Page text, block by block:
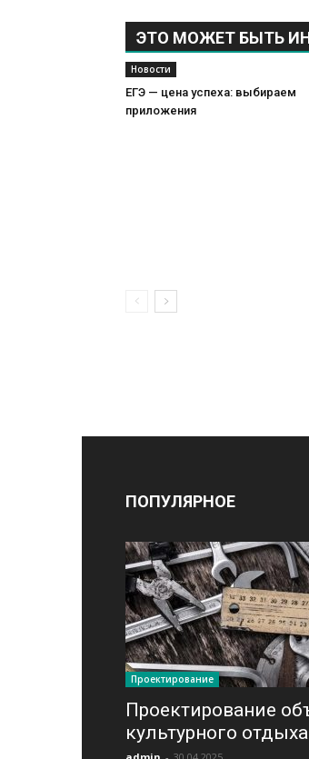
ЭТО МОЖЕТ БЫТЬ
Новости
ЕГЭ — цена успеха: выбираем
приложения
ПОПУЛЯРНОЕ
Проектирование
Проектирование
культурного отдыха